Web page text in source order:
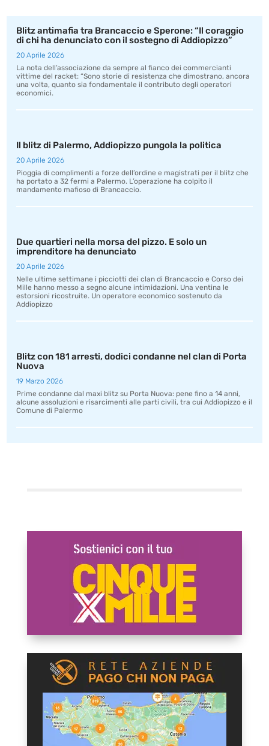
Blitz antimafia tra Brancaccio e Sperone: “Il coraggio
di chi ha denunciato con il sostegno di Addiopizzo”
20 Aprile 2026
La nota dell’associazione da sempre al fianco dei commercianti
vittime del racket: “Sono storie di resistenza che dimostrano, ancora
una volta, quanto sia fondamentale il contributo degli operatori
economici.
Il blitz di Palermo, Addiopizzo pungola la politica
20 Aprile 2026
Pioggia di complimenti a forze dell’ordine e magistrati per il blitz che
ha portato a 32 fermi a Palermo. L’operazione ha colpito il
mandamento mafioso di Brancaccio.
Due quartieri nella morsa del pizzo. E solo un
imprenditore ha denunciato
20 Aprile 2026
Nelle ultime settimane i picciotti dei clan di Brancaccio e Corso dei
Mille hanno messo a segno alcune intimidazioni. Una ventina le
estorsioni ricostruite. Un operatore economico sostenuto da
Addiopizzo
Blitz con 181 arresti, dodici condanne nel clan di Porta
Nuova
19 Marzo 2026
Prime condanne dal maxi blitz su Porta Nuova: pene fino a 14 anni,
alcune assoluzioni e risarcimenti alle parti civili, tra cui Addiopizzo e il
Comune di Palermo